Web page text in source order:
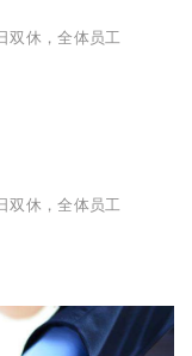
双休，全体员工
双休，全体员工